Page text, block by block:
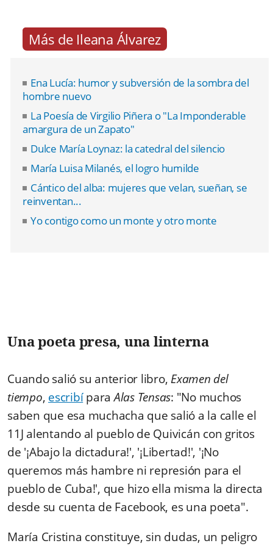
Más de Ileana Álvarez
Ena Lucía: humor y subversión de la sombra del
hombre nuevo
La Poesía de Virgilio Piñera o "La Imponderable
amargura de un Zapato"
Dulce María Loynaz: la catedral del silencio
María Luisa Milanés, el logro humilde
Cántico del alba: mujeres que velan, sueñan, se
reinventan...
Yo contigo como un monte y otro monte
Una poeta presa, una linterna
Cuando salió su anterior libro, Examen del
tiempo, escribíparaAlas Tensas: "No muchos
saben que esa muchacha que salió a la calle el
11J alentando al pueblo de Quivicán con gritos
de '¡Abajo la dictadura!', '¡Libertad!', '¡No
queremos más hambre ni represión para el
pueblo de Cuba!', que hizo ella misma la directa
desde su cuenta de Facebook, es una poeta".
María Cristina constituye, sin dudas, un peligro